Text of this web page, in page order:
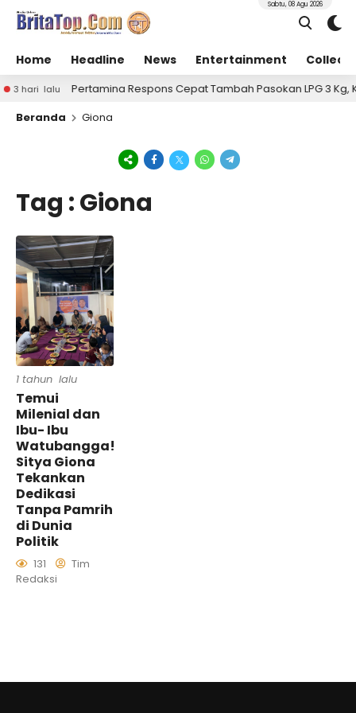
Home Headline News Entertainment
Sabtu, 08 Agu 2026
3 hari lalu
Pertamina Respons Cepat Tambah Pasokan LPG 3 Kg,
Beranda
Giona
Tag : Giona
1 tahun lalu
Temui
Milenial dan
Ibu- Ibu
Watubangga!
Sitya Giona
Tekankan
Dedikasi
Tanpa Pamrih
di Dunia
Politik
131
Tim
Redaksi